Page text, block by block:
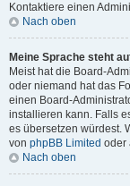
Kontaktiere einen
Nach oben
Meine Sprache steht
Meist hat die Board-
oder niemand hat das
einen Board-
installieren kann. Falls
es übersetzen würdest.
von phpBB Limited oder
Nach oben